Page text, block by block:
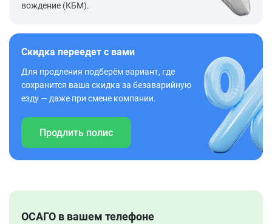
вождение (КБМ).
Скидка переедет с вами
Для продления подберём вариант, где
сохранится ваша скидка за безаварийную
езду — даже при смене компании.
Продлить полис
ОСАГО в вашем телефоне